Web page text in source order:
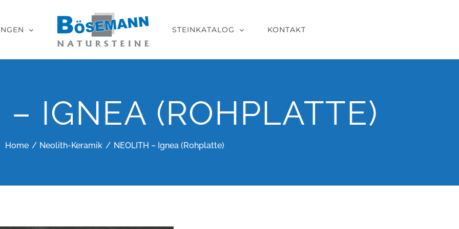
STEINKATALOG KONTAKT
IGNEA (ROHPLATTE)
Home Neolith-Keramik NEOLITH – Ignea (Rohplatte)